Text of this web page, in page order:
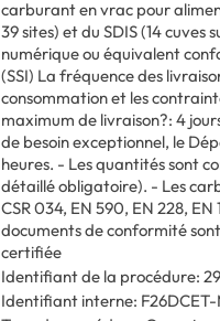
carburant en vrac pour
39 sites) et du SDIS (14 cuves
numérique ou équivalent
(SSI) La fréquence des
consommation et les
maximum de livraison?: 4
de besoin exceptionnel, le
heures. - Les quantités sont
détaillé obligatoire). - Les
CSR 034, EN 590, EN 228,
documents de conformité
certifiée
Identifiant de la procédure:
Identifiant interne: